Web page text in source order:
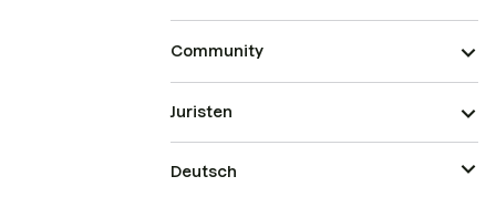
Community
Juristen
Deutsch